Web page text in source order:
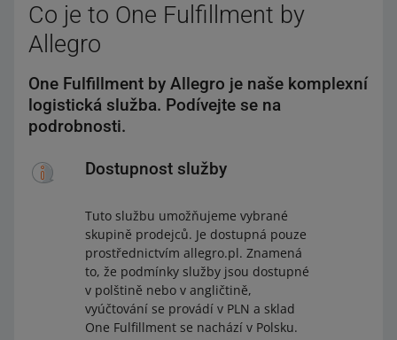
Co je to One Fulfillment by
Allegro
One Fulfillment by Allegro je naše komplexní
logistická služba. Podívejte se na
podrobnosti.
Dostupnost služby
Tuto službu umožňujeme vybrané
skupině prodejců. Je dostupná pouze
prostřednictvím allegro.pl. Znamená
to, že podmínky služby jsou dostupné
v polštině nebo v angličtině,
vyúčtování se provádí v PLN a sklad
One Fulfillment se nachází v Polsku.